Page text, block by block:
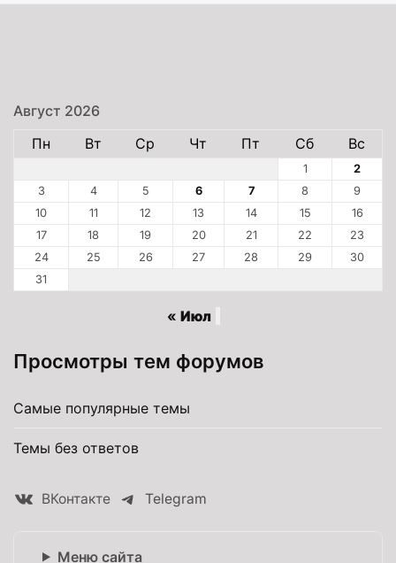
Август 2026
Пн
Вт Ср Чт Пт Сб Вс
1
2
3
4 5 6 7 8
9
10
11 12 13 14 15
16
17
18 19 20 21 22
23
24
25 26 27 28 29
30
31
« Июл
Просмотры тем форумов
Самые популярные темы
Темы без ответов
ВКонтакте Telegram
Меню сайта